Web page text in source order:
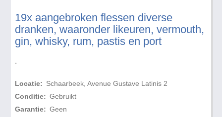
19x aangebroken flessen diverse
dranken, waaronder likeuren, vermouth,
gin, whisky, rum, pastis en port
.
Locatie: Schaarbeek, Avenue Gustave Latinis 2
Conditie: Gebruikt
Garantie: Geen